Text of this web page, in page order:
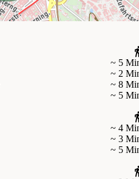
~ 5
~ 2
~ 8
~ 5
~ 4
~ 3
~ 5